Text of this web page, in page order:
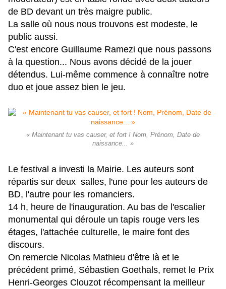
de BD devant un très maigre public.
La salle où nous nous trouvons est modeste, le
public aussi.
C'est encore Guillaume Ramezi que nous passons
à la question... Nous avons décidé de la jouer
détendus. Lui-même commence à connaître notre
duo et joue assez bien le jeu.
« Maintenant tu vas causer, et fort ! Nom, Prénom, Date de
naissance... »
Le festival a investi la Mairie. Les auteurs sont
répartis sur deux salles, l'une pour les auteurs de
BD, l'autre pour les romanciers.
14 h, heure de l'inauguration. Au bas de l'escalier
monumental qui déroule un tapis rouge vers les
étages, l'attachée culturelle, le maire font des
discours.
On remercie Nicolas Mathieu d'être là et le
précédent primé, Sébastien Goethals, remet le Prix
Henri-Georges Clouzot récompensant la meilleur